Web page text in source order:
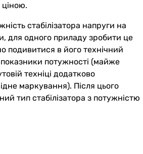
стабілізатора напруги на
для одного приладу зробити це
подивитися в його технічний
потужності (майже
техніці додатково
маркування). Після цього
тип стабілізатора з потужністю